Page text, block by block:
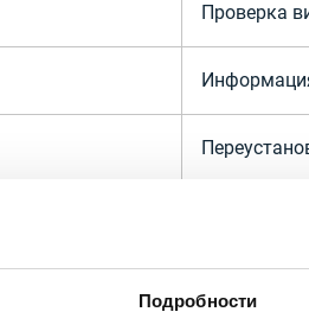
Подробности
Проверка
Полная